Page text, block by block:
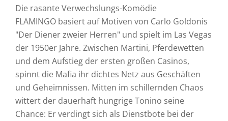
Die rasante Verwechslungs-Komödie
FLAMINGO basiert auf Motiven von Carlo Goldonis
"Der Diener zweier Herren" und spielt im Las Vegas
der 1950er Jahre. Zwischen Martini, Pferdewetten
und dem Aufstieg der ersten großen Casinos,
spinnt die Mafia ihr dichtes Netz aus Geschäften
und Geheimnissen. Mitten im schillernden Chaos
wittert der dauerhaft hungrige Tonino seine
Chance: Er verdingt sich als Dienstbote bei der